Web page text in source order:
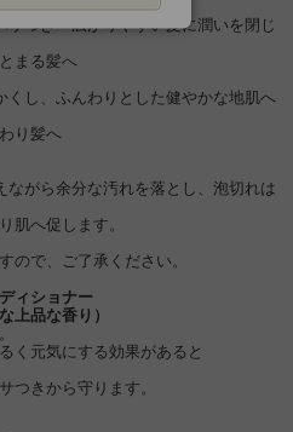
つき・広がりやすい髪に潤いを閉じ
髪へ
くし、ふんわりとした健やかな地肌へ
へ
がら余分な汚れを落とし、泡切れは
します。
ので、ご了承ください。
ィショナー
上品な香り）
く元気にする効果があると
つきから守ります。